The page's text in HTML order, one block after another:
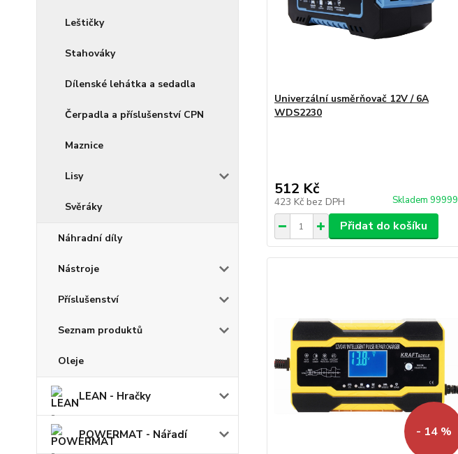
Leštičky
Stahováky
Dílenské lehátka a sedadla
Čerpadla a příslušenství CPN
Maznice
Lisy
Svěráky
Náhradní díly
Nástroje
Příslušenství
Seznam produktů
Oleje
LEAN - Hračky
POWERMAT - Nářadí
Univerzální usměrňovač 12V / 6A
WDS2230
512 Kč
423 Kč bez DPH Skladem 99999
Přidat do košíku
- 14 %